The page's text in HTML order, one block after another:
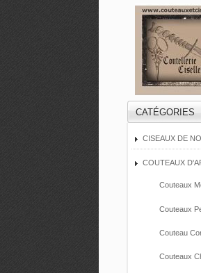
CATÉGORIES
CISEAUX DE
COUTEAUX
Couteaux
Couteaux
Couteau
Couteaux